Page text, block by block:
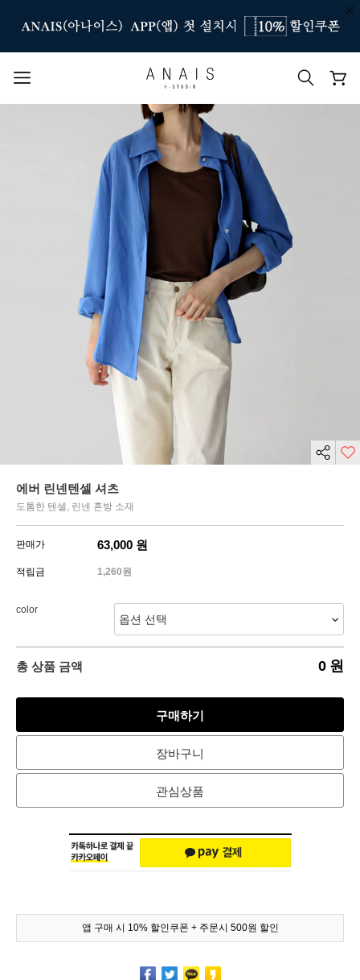
인기 검색어
#신상7%할인 #아나이스 제작
#MD추천 #당일발송 #BEST OF BEST
에버 린넨텐셀 셔츠
도톰한 텐셀, 린넨 혼방 소재
판매가 63,000 원
적립금 1,260원
color
총 상품 금액 0 원
구매하기
장바구니
관심상품
앱 구매 시 10% 할인쿠폰 + 주문시 500원 할인